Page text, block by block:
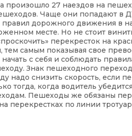
произошло 27 наездов на
Чаще они попадают в
дорожного движения в
месте. Но не стоит
перекресток на
самым показывая свое
с себя и соблюдать
Знак пешеходного
надо снизить скорость, если
тогда, когда водитель
Пешеходы же обязаны
перекрестках по линии